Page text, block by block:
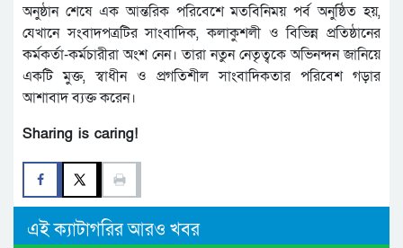
অনুষ্ঠান শেষে এক আন্তরিক পরিবেশে মতবিনিময় পর্ব অনুষ্ঠিত হয়,
যেখানে সংবাদপত্রটির সাংবাদিক, কলাকুশলী ও বিভিন্ন প্রতিষ্ঠানের
কর্মকর্তা-কর্মচারীরা অংশ নেন। তারা নতুন নেতৃত্বকে অভিনন্দন জানিয়ে
একটি মুক্ত, স্বাধীন ও প্রগতিশীল সাংবাদিকতার পরিবেশ গড়ার
আশাবাদ ব্যক্ত করেন।
Sharing is caring!
এই ক্যাটাগরির আরও খবর